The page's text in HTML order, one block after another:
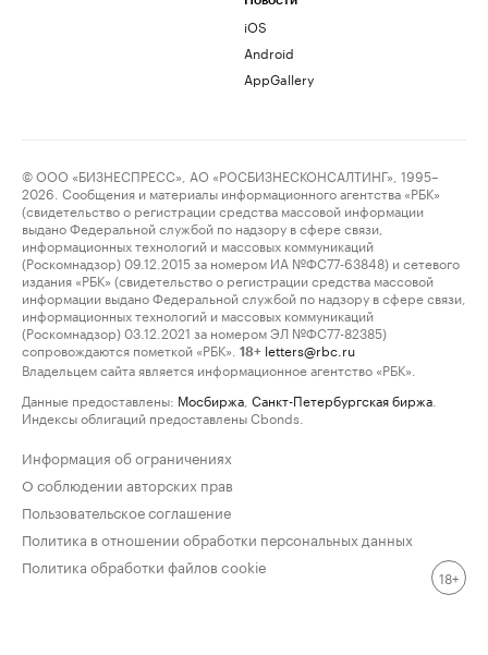
iOS
Android
AppGallery
© ООО «БИЗНЕСПРЕСС», АО «РОСБИЗНЕСКОНСАЛТИНГ», 1995–
2026. Сообщения и материалы информационного агентства «РБК»
(свидетельство о регистрации средства массовой информации
выдано Федеральной службой по надзору в сфере связи,
информационных технологий и массовых коммуникаций
(Роскомнадзор) 09.12.2015 за номером ИА №ФС77-63848) и сетевого
издания «РБК» (свидетельство о регистрации средства массовой
информации выдано Федеральной службой по надзору в сфере связи,
информационных технологий и массовых коммуникаций
(Роскомнадзор) 03.12.2021 за номером ЭЛ №ФС77-82385)
сопровождаются пометкой «РБК».
18+ letters@rbc.ru
Владельцем сайта является информационное агентство «РБК».
Данные предоставлены: Мосбиржа Санкт-Петербургская биржа
Индексы облигаций предоставлены Cbonds.
Информация об ограничениях
О соблюдении авторских прав
Пользовательское соглашение
Политика в отношении обработки персональных данных
Политика обработки файлов cookie
18+